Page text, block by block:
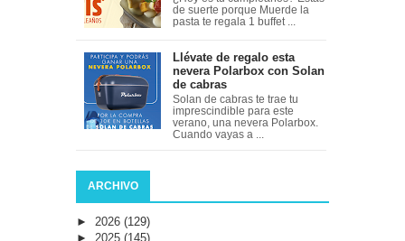
de suerte porque Muerde la
pasta te regala 1 buffet ...
Llévate de regalo esta
nevera Polarbox con Solan
de cabras
Solan de cabras te trae tu
imprescindible para este
verano, una nevera Polarbox.
Cuando vayas a ...
ARCHIVO
► 2026 (129)
► 2025 (145)